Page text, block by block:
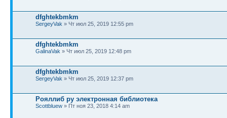
dfghtekbmkm
SergeyVak » Чт июл 25, 2019 12:55 pm
dfghtekbmkm
GalinaVak » Чт июл 25, 2019 12:48 pm
dfghtekbmkm
SergeyVak » Чт июл 25, 2019 12:37 pm
Рояллиб ру электронная библиотека
Scottbluew » Пт ноя 23, 2018 4:14 am